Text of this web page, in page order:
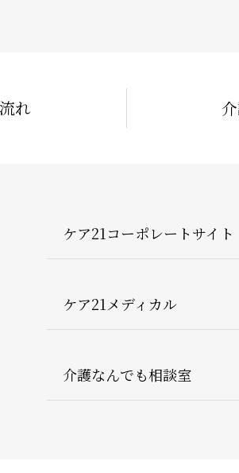
れ
ケア21コーポレートサイト
ケア21メディカル
介護なんでも相談室